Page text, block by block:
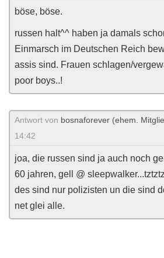
böse, böse.
russen halt^^ haben ja damals
Einmarsch im Deutschen Reich
assis sind. Frauen schlagen/
poor boys..!
Antwort von bosnaforever (ehem.
14:42
joa, die russen sind ja auch noch
60 jahren, gell @
des sind nur polizisten un die sind
net glei alle.